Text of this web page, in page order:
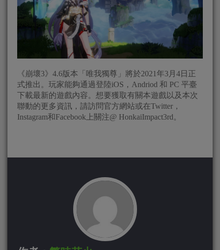
《崩壞3》4.6版本「唯我獨尊」將於2021年3月4日正
式推出。玩家能夠通過登陸iOS，Andriod 和 PC 平臺
下載最新的遊戲內容。想要獲取有關本遊戲以及本次
聯動的更多資訊，請訪問官方網站或在Twitter，
Instagram和Facebook上關注@ HonkaiImpact3rd。